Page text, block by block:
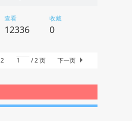
查看
12336
收藏
0
2 / 2 页 下一页